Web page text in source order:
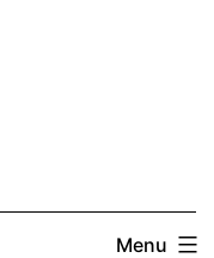
Menu